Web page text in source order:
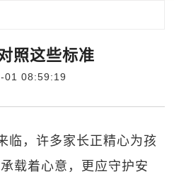
照这些标准
01 08:59:19
临，许多家长正精心为孩
载着心意，更应守护安